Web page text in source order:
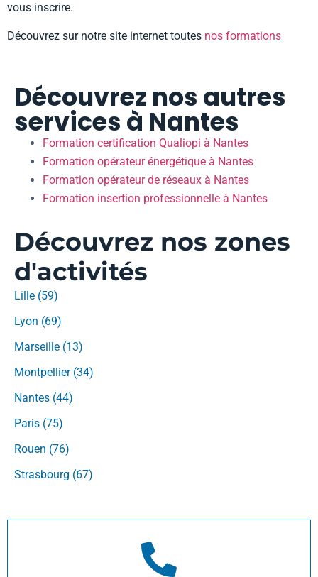
vous inscrire.
Découvrez sur notre site internet toutes nos formations
Découvrez nos autres
services à Nantes
Formation certification Qualiopi à Nantes
Formation opérateur énergétique à Nantes
Formation opérateur de réseaux à Nantes
Formation insertion professionnelle à Nantes
Découvrez nos zones
d'activités
Lille (59)
Lyon (69)
Marseille (13)
Montpellier (34)
Nantes (44)
Paris (75)
Rouen (76)
Strasbourg (67)